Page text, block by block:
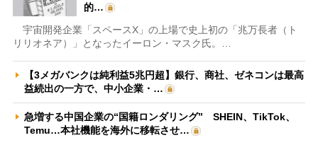
的…
宇宙開発企業「スペースX」の上場で史上初の「兆万長者（ト
リリオネア）」となったイーロン・マスク氏。…
【3メガバンクは純利益5兆円超】銀行、商社、ゼネコンは最高
益続出の一方で、中小企業・…
急増する中国企業の“国籍ロンダリング” SHEIN、TikTok、
Temu…本社機能を海外に移転させ…